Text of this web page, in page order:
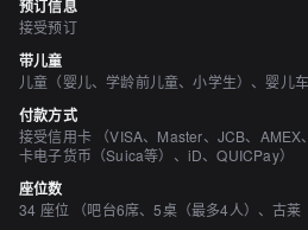
预订信息
接受预订
带儿童
儿童（婴儿、学龄前儿童、小学生）、婴儿车
付款方式
接受信用卡 （VISA、Master、JCB、
卡电子货币（Suica等）、iD、QUICPay）
座位数
34 座位 （吧台6席、5桌（最多4人）、古莱